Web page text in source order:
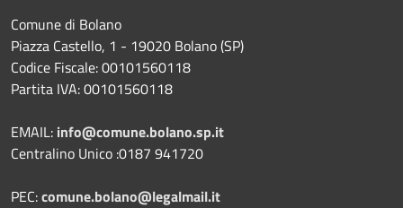
Comune di Bolano
Piazza Castello, 1 - 19020 Bolano (SP)
Codice Fiscale: 00101560118
Partita IVA: 00101560118
EMAIL: info@comune.bolano.sp.it
Centralino Unico :0187 941720
PEC:comune.bolano@legalmail.it